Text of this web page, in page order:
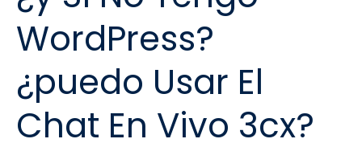
WordPress?
¿puedo Usar El
Chat En Vivo 3cx?